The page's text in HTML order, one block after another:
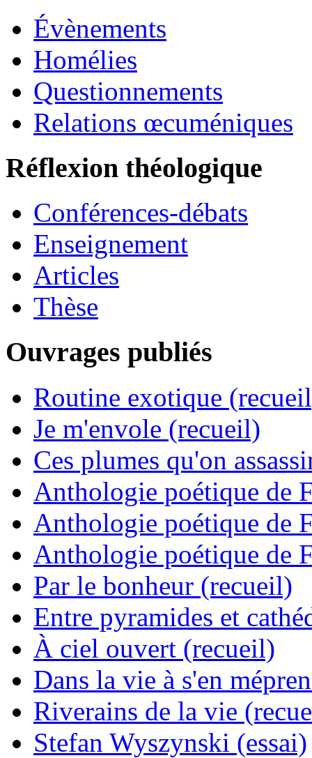
Évènements
Homélies
Questionnements
Relations œcuméniques
Réflexion théologique
Conférences-débats
Enseignement
Articles
Thèse
Ouvrages publiés
Routine exotique
Je m'envole (recueil)
Ces plumes qu'on
Anthologie poétique de
Anthologie poétique de
Anthologie poétique de
Par le bonheur (recueil)
Entre pyramides et
À ciel ouvert (recueil)
Dans la vie à s'en
Riverains de la vie
Stefan Wyszynski (essai)